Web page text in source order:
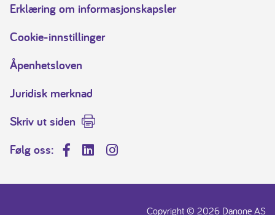
Erklæring om informasjonskapsler
Cookie-innstillinger
Åpenhetsloven
Juridisk merknad
Skriv ut siden
Følg oss:
Facebook
LinkedInInstagram
Copyright © 2026 Danone AS